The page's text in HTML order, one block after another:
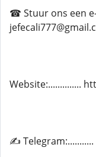
☎ Stuur ons een
Website:..............
✍